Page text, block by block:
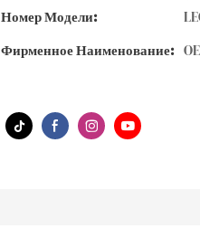
Номер Модели:
Фирменное Наименование: